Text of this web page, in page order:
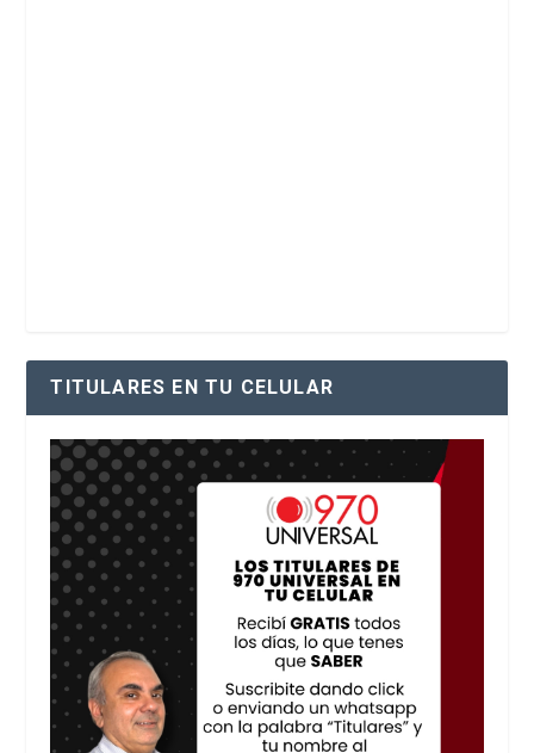
TITULARES EN TU CELULAR